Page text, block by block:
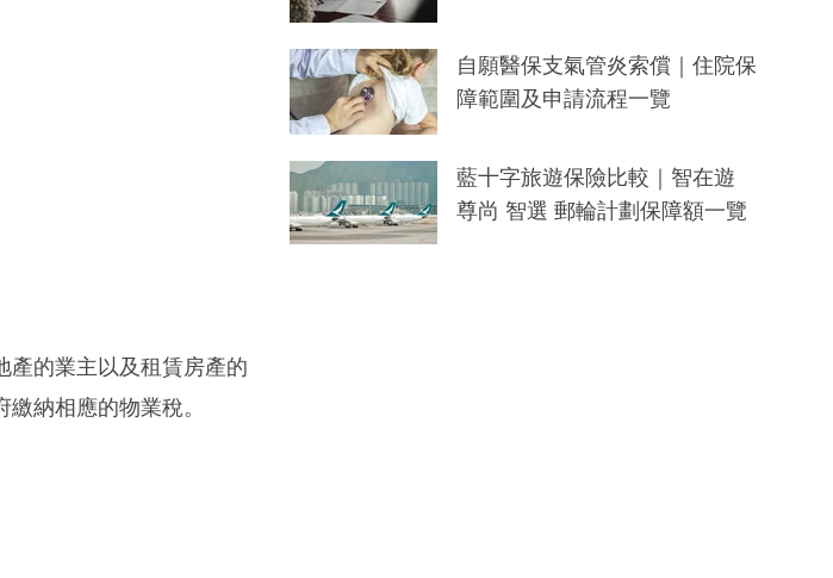
產的業主以及租賃房產的
納相應的物業稅。
自願醫保支氣管炎索償｜住院保
障範圍及申請流程一覽
藍十字旅遊保險比較｜智在遊
尊尚 智選 郵輪計劃保障額一覽